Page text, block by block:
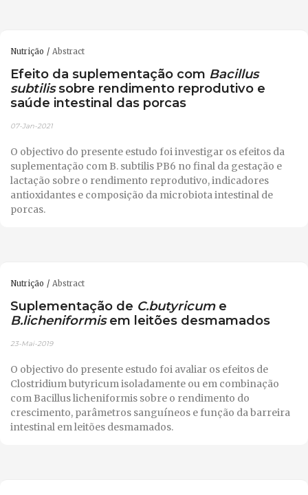
Nutrição Abstract
Efeito da suplementação com Bacillus
subtilissobre rendimento reprodutivo e
saúde intestinal das porcas
07-Jan-2021
O objectivo do presente estudo foi investigar os efeitos da
suplementação com B. subtilis PB6 no final da gestação e
lactação sobre o rendimento reprodutivo, indicadores
antioxidantes e composição da microbiota intestinal de
porcas.
Nutrição Abstract
Suplementação de C.butyricume
B.licheniformisem leitões desmamados
23-Mai-2019
O objectivo do presente estudo foi avaliar os efeitos de
Clostridium butyricum isoladamente ou em combinação
com Bacillus licheniformis sobre o rendimento do
crescimento, parâmetros sanguíneos e função da barreira
intestinal em leitões desmamados.